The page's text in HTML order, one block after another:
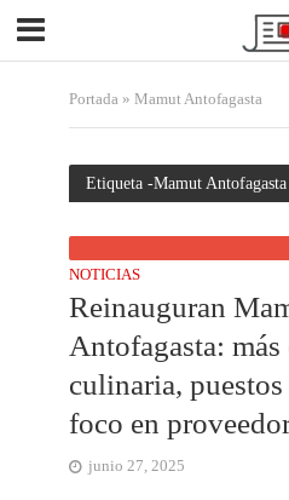
Portada» Mamut Antofagasta
Etiqueta -Mamut Antofagasta
NOTICIAS
Reinauguran
Antofagasta: más
culinaria,
foco en
junio 27, 2025